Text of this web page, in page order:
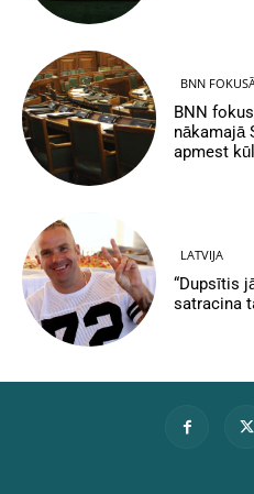
BNN
BNN
nākamajā
apmest
LATVIJA
“Dupsītis
satracina